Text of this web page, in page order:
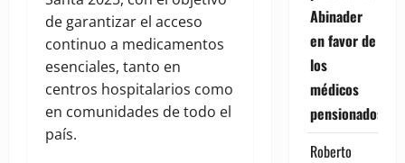
de garantizar el acceso
continuo a medicamentos
esenciales, tanto en
centros hospitalarios como
en comunidades de todo el
país.
Abinader
en favor de
los
médicos
pensionados
Roberto